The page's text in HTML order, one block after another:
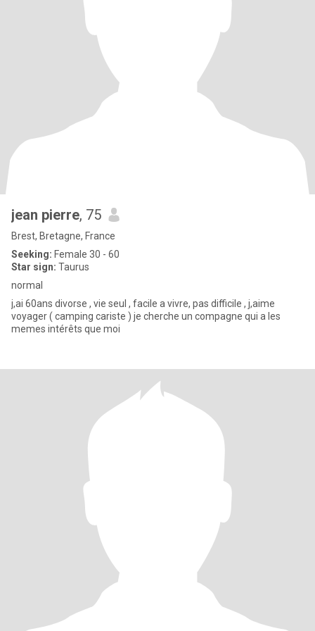
jean pierre, 75
Brest, Bretagne, France
Seeking: Female 30 - 60
Star sign: Taurus
normal
j,ai 60ans divorse , vie seul , facile a vivre, pas difficile , j,aime
voyager ( camping cariste ) je cherche un compagne qui a les
memes intérêts que moi